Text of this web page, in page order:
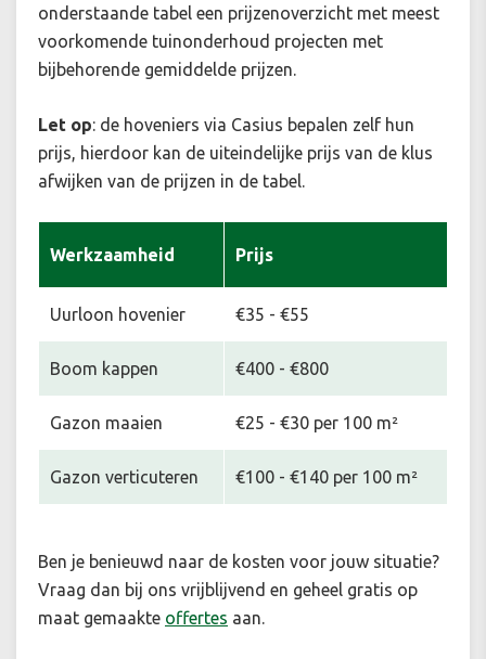
onderstaande tabel een prijzenoverzicht met meest
voorkomende tuinonderhoud projecten met
bijbehorende gemiddelde prijzen.
Let op: de hoveniers via Casius bepalen zelf hun
prijs, hierdoor kan de uiteindelijke prijs van de klus
afwijken van de prijzen in de tabel.
Werkzaamheid Prijs
Uurloon hovenier €35 - €55
Boom kappen €400 - €800
Gazon maaien €25 - €30 per 100 m²
Gazon verticuteren €100 - €140 per 100 m²
Ben je benieuwd naar de kosten voor jouw situatie?
Vraag dan bij ons vrijblijvend en geheel gratis op
maat gemaakte offertes aan.